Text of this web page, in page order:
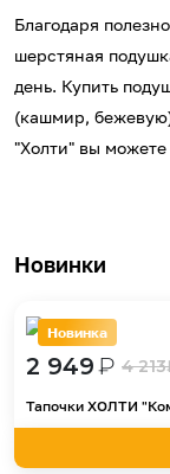
Благодаря
шерстяная
день. Купить
(кашмир,
"Холти" вы
Новинки
Новинка
2 949₽ 4 213
Тапочки ХОЛТИ